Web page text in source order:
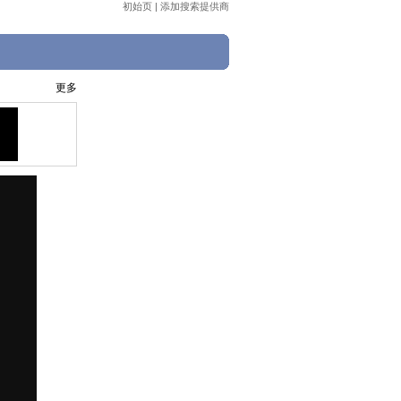
初始页 | 添加搜索提供商
更多